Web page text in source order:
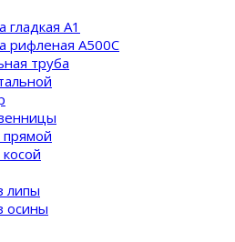
гладкая А1
рифленая A500C
труба
липы
осины